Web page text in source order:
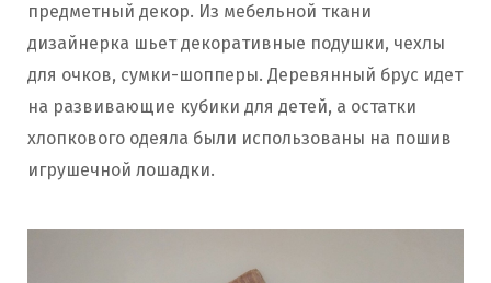
предметный декор. Из мебельной ткани
дизайнерка шьет декоративные подушки, чехлы
для очков, сумки-шопперы. Деревянный брус идет
на развивающие кубики для детей, а остатки
хлопкового одеяла были использованы на пошив
игрушечной лошадки.